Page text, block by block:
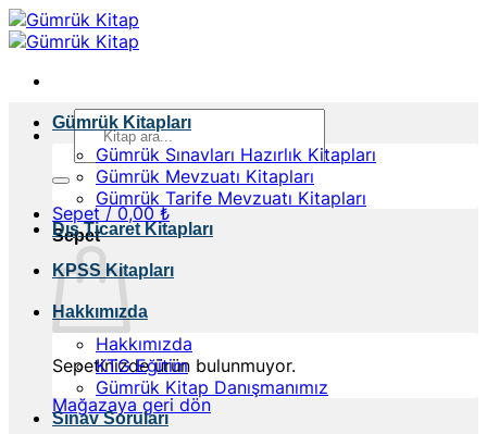
İçeriğe
atla
Ara:
Sepet /0,00₺
Sepet
Sepetinizde ürün bulunmuyor.
Mağazaya geri dön
Gümrük Kitapları
Gümrük Sınavları Hazırlık Kitapları
Gümrük Mevzuatı Kitapları
Gümrük Tarife Mevzuatı Kitapları
Dış Ticaret Kitapları
KPSS Kitapları
Hakkımızda
Hakkımızda
KTG Eğitim
Gümrük Kitap Danışmanımız
Sınav Soruları